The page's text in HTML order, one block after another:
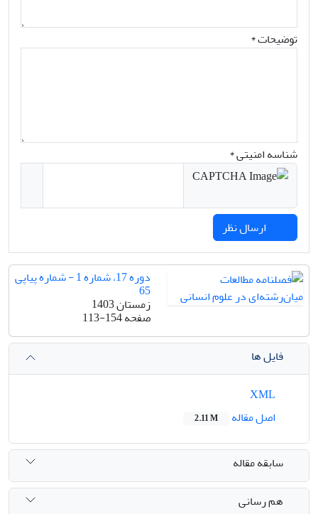
توضیحات *
شناسه امنیتی *
دوره 17، شماره 1 - شماره پیاپی
65
زمستان 1403
صفحه113-154
فایل ها
اصل مقاله
2.11 M
سابقه مقاله
هم رسانی